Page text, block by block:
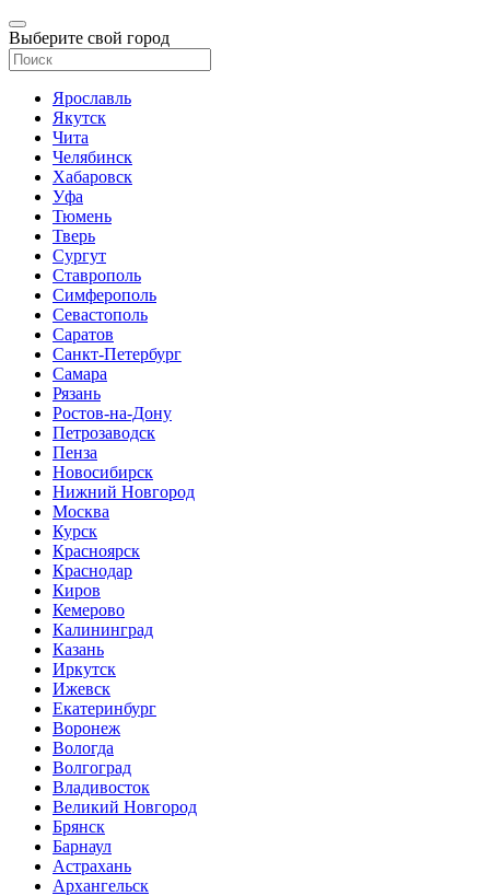
Выберите свой город
Ярославль
Якутск
Чита
Челябинск
Хабаровск
Уфа
Тюмень
Тверь
Сургут
Ставрополь
Симферополь
Севастополь
Саратов
Санкт-Петербург
Самара
Рязань
Ростов-на-Дону
Петрозаводск
Пенза
Новосибирск
Нижний Новгород
Москва
Курск
Красноярск
Краснодар
Киров
Кемерово
Калининград
Казань
Иркутск
Ижевск
Екатеринбург
Воронеж
Вологда
Волгоград
Владивосток
Великий Новгород
Брянск
Барнаул
Астрахань
Архангельск